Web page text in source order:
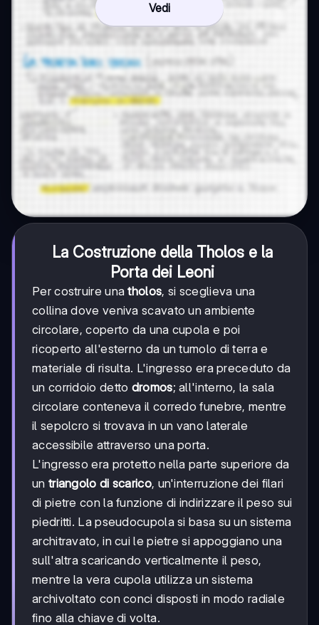
Vedi
La Costruzione della Tholos e la
Porta dei Leoni
Per costruire unatholos, si sceglieva una
collina dove veniva scavato un ambiente
circolare, coperto da una cupola e poi
ricoperto all'esterno da un tumolo di terra e
materiale di risulta. L'ingresso era preceduto da
un corridoio detto dromos; all'interno, la sala
circolare conteneva il corredo funebre, mentre
il sepolcro si trovava in un vano laterale
accessibile attraverso una porta.
L'ingresso era protetto nella parte superiore da
un triangolo di scarico, un'interruzione dei filari
di pietre con la funzione di indirizzare il peso sui
piedritti. La pseudocupola si basa su un sistema
architravato, in cui le pietre si appoggiano una
sull'altra scaricando verticalmente il peso,
mentre la vera cupola utilizza un sistema
archivoltato con conci disposti in modo radiale
fino alla chiave di volta.